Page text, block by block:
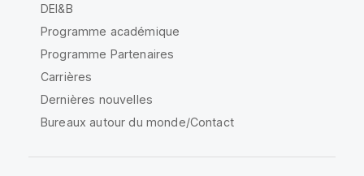
DEI&B
Programme académique
Programme Partenaires
Carrières
Dernières nouvelles
Bureaux autour du monde/Contact